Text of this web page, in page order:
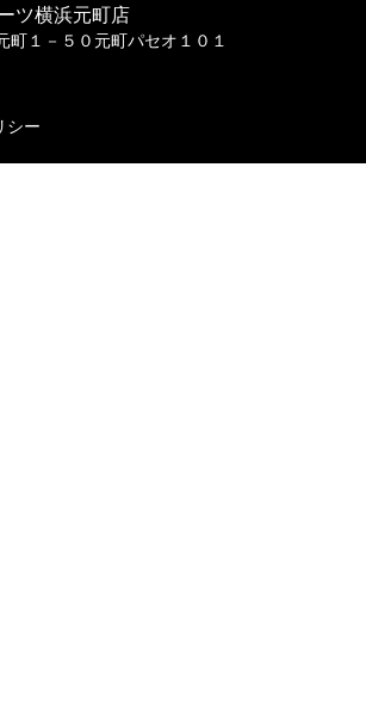
ツ横浜元町店
町１－５０元町パセオ１０１
シー